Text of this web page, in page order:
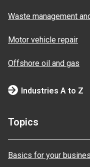
Waste management
Motor vehicle repair
Offshore oil and gas
Industries A to Z
Topics
Basics for your